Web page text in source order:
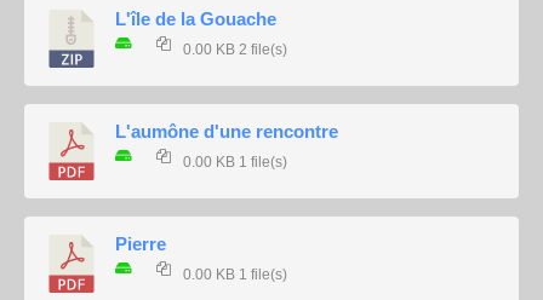
L'île de la Gouache
0.00 KB 2 file(s)
L'aumône d'une rencontre
0.00 KB 1 file(s)
Pierre
0.00 KB 1 file(s)